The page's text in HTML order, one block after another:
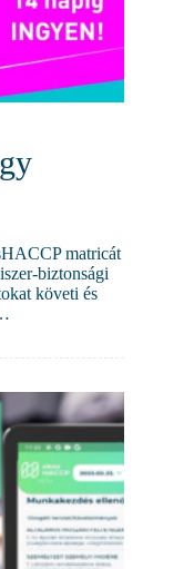
matricát
biztonsági
követi és